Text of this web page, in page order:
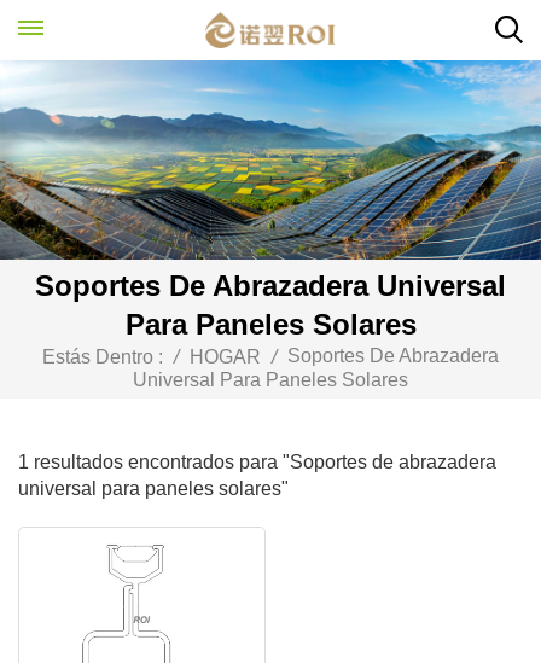
Soportes De Abrazadera Universal
Para Paneles Solares
Estás Dentro : / HOGAR / Soportes De Abrazadera
Universal Para Paneles Solares
1 resultados encontrados para "Soportes de abrazadera
universal para paneles solares"